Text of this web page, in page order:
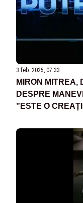
3 feb. 2025, 07:33
MIRON MITREA,
DESPRE
”ESTE O